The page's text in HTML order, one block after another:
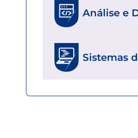
Análise e
Sistemas